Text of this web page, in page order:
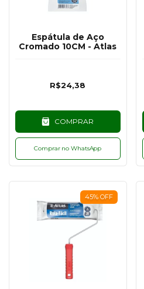
Espátula de Aço
Cromado 10CM - Atlas
R$24,38
COMPRAR
Comprar no WhatsApp
45% OFF